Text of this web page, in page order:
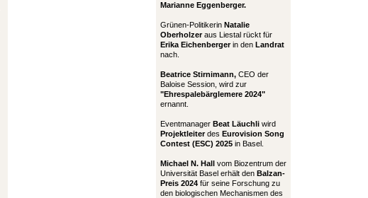
Marianne Eggenberger.
Grünen-Politikerin Natalie
Oberholzeraus Liestal rückt für
Erika Eichenbergerin den Landrat
nach.
Beatrice Stirnimann, CEO der
Baloise Session, wird zur
"Ehrespalebärglemere 2024"
ernannt.
Eventmanager Beat Läuchli wird
Projektleiterdes Eurovision Song
Contest (ESC) 2025 in Basel.
Michael N. Hall vom Biozentrum der
Universität Basel erhält den Balzan-
Preis 2024 für seine Forschung zu
den biologischen Mechanismen des